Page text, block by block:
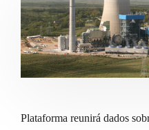
Plataforma reunirá dados